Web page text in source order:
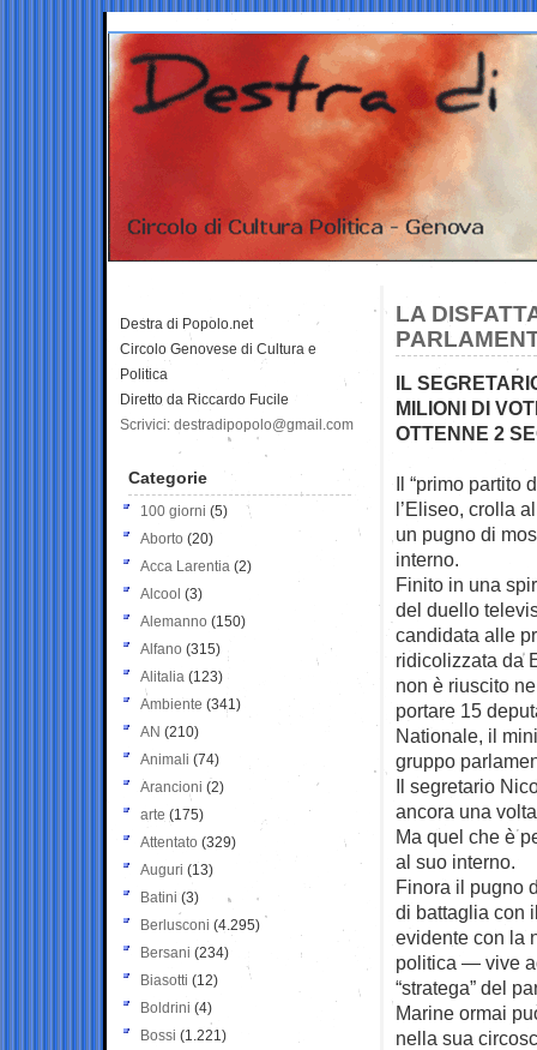
LA
IL
MILIONI DI
OTTENNE 2
Il “primo partito
l’Eliseo, crolla
un pugno di
interno.
Finito in una
del duello
candidata alle
ridicolizzata da
non è riuscito
portare 15
Nationale, il
gruppo
Il segretario
ancora una
Ma quel che è
al suo interno.
Finora il pugno
di battaglia con
evidente con la
politica — vive
“stratega” del
Marine ormai
nella sua
Destra di Popolo.net
Circolo Genovese di Cultura e
Politica
Diretto da Riccardo Fucile
Scrivici: destradipopolo@gmail.com
Categorie
100 giorni (5)
Aborto (20)
Acca Larentia (2)
Alcool (3)
Alemanno (150)
Alfano (315)
Alitalia (123)
Ambiente (341)
AN (210)
Animali (74)
Arancioni (2)
arte (175)
Attentato (329)
Auguri (13)
Batini (3)
Berlusconi (4.295)
Bersani (234)
Biasotti (12)
Boldrini (4)
Bossi (1.221)